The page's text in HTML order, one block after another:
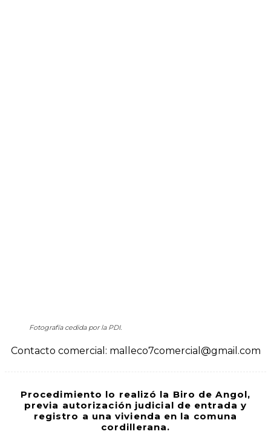
Fotografía cedida por la PDI.
Contacto comercial: malleco7comercial@gmail.com
Procedimiento lo realizó la Biro de Angol,
previa autorización judicial de entrada y
registro a una vivienda en la comuna
cordillerana.